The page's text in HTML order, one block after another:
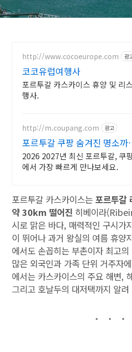
http://www.cocoeurope.com 광
코코유럽여행사
포르투갈 카스카이스 휴양 및 리
행사.
http://m.coupang.com 광고
포르투갈 쿠팡 숨겨진 명소까
꼼꼼하게
2026 2027년 최신 포르투갈, 쿠
에서 가장 빠르게 만나보세요.
포르투갈 카스카이스는포르투갈
약 30km 떨어진 히베이라
시로 맑은 바다, 매력적인 구시가
이 뛰어나 과거 왕실의 여름 휴양
에서도 손꼽히는 부촌이자 최고
많은 외국인과 가족 단위 거주자
에서는 카스카이스의 주요 해변,
그리고 호날두의 대저택까지 알려